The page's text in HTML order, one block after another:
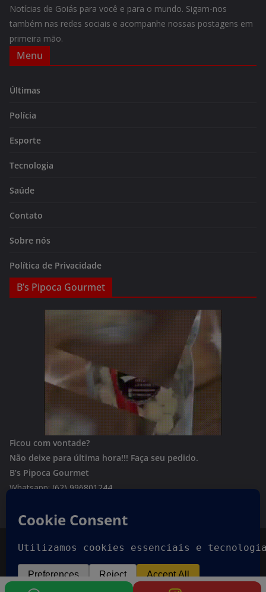
Notícias de Goiás para você e para o mundo. Sigam-nos
também nas redes sociais e acompanhe nossas postagens em
primeira mão.
Menu
Últimas
Polícia
Esporte
Tecnologia
Saúde
Contato
Sobre nós
Política de Privacidade
B’s Pipoca Gourmet
Ficou com vontade?
Não deixe para última hora!!! Faça seu pedido.
B’s Pipoca Gourmet
Whatsapp:(62) 996801244
Copyright © 2026Goiania Urgente. Todos os direitos
reservados.